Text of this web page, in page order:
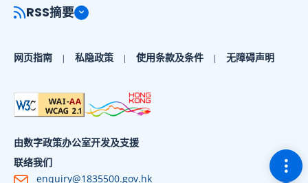
切
RSS摘要
网页指南 私隐政策 使用条款及条件 无障碍声明
由数字政策办公室开发及支援
联络我们
enquiry@1835500.gov.hk